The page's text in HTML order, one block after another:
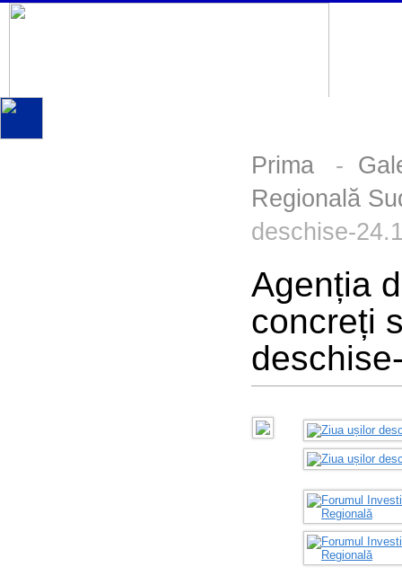
Prima -
Regională
deschise-
Agenția
concreți